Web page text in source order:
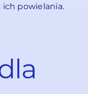
powielania.